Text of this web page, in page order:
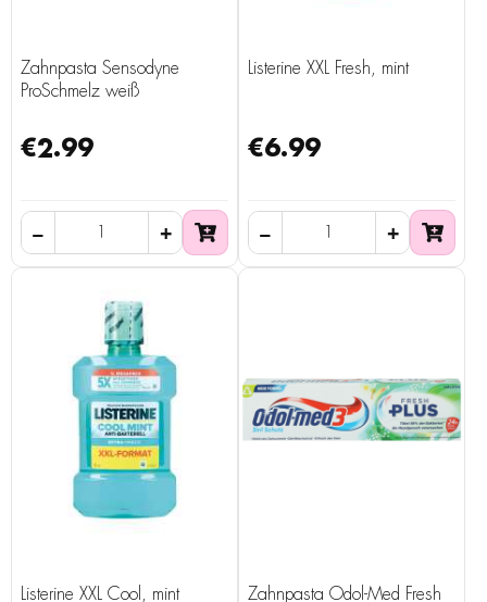
Zahnpasta Sensodyne
ProSchmelz weiß
€2.99
Listerine XXL Fresh, mint
€6.99
Listerine XXL Cool, mint
Zahnpasta Odol-Med Fresh